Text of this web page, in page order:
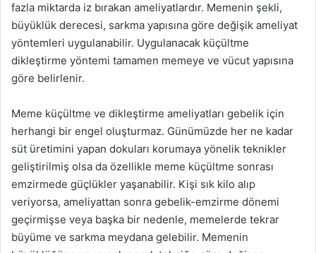
fazla miktarda iz bırakan ameliyatlardır. Memenin şekli,
büyüklük derecesi, sarkma yapısına göre değişik ameliyat
yöntemleri uygulanabilir. Uygulanacak küçültme
dikleştirme yöntemi tamamen memeye ve vücut yapısına
göre belirlenir.
Meme küçültme ve dikleştirme ameliyatları gebelik için
herhangi bir engel oluşturmaz. Günümüzde her ne kadar
süt üretimini yapan dokuları korumaya yönelik teknikler
geliştirilmiş olsa da özellikle meme küçültme sonrası
emzirmede güçlükler yaşanabilir. Kişi sık kilo alıp
veriyorsa, ameliyattan sonra gebelik-emzirme dönemi
geçirmişse veya başka bir nedenle, memelerde tekrar
büyüme ve sarkma meydana gelebilir. Memenin